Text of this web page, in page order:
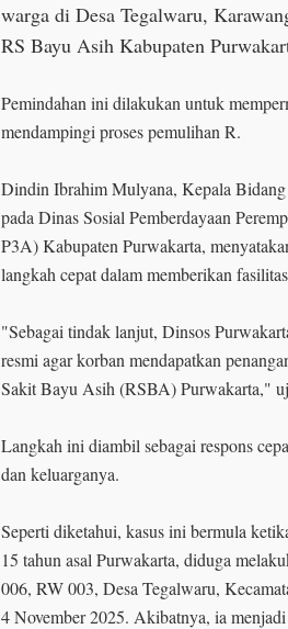
warga di Desa Tegalwaru,
RS Bayu Asih Kabupaten
Pemindahan ini dilakukan untuk
mendampingi proses pemulihan R.
Dindin Ibrahim Mulyana, Kepala Bidang
pada Dinas Sosial Pemberdayaan
P3A) Kabupaten Purwakarta,
langkah cepat dalam memberikan
"Sebagai tindak lanjut, Dinsos
resmi agar korban mendapatkan
Sakit Bayu Asih (RSBA) Purwakarta,"
Langkah ini diambil sebagai respons
dan keluarganya.
Seperti diketahui, kasus ini bermula
15 tahun asal Purwakarta, diduga
006, RW 003, Desa Tegalwaru,
4 November 2025. Akibatnya, ia